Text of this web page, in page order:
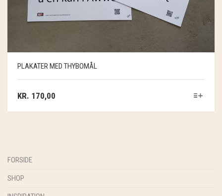
PLAKATER MED THYBOMÅL
KR. 170,00
FORSIDE
SHOP